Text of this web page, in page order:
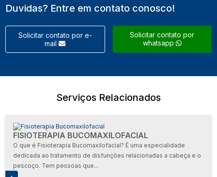
Duvidas? Entre em contato conosco!
Solicitar contato por e-
mail
Solicitar contato por
whatsapp
Serviços Relacionados
FISIOTERAPIA BUCOMAXILOFACIAL
O que é Fisioterapia Bucomaxilofacial? É uma especialidade
dedicada ao tratamento de disfunções relacionadas a cabeça e o
pescoço. Tem pessoas que...